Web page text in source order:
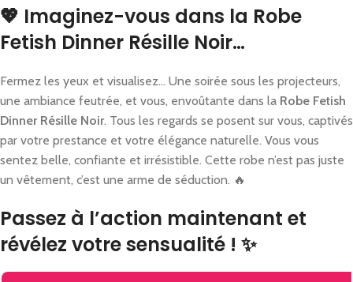
💖 Imaginez-vous dans la Robe
Fetish Dinner Résille Noir…
Fermez les yeux et visualisez… Une soirée sous les projecteurs,
une ambiance feutrée, et vous, envoûtante dans la Robe Fetish
Dinner Résille Noir. Tous les regards se posent sur vous, captivés
par votre prestance et votre élégance naturelle. Vous vous
sentez belle, confiante et irrésistible. Cette robe n’est pas juste
un vêtement, c’est une arme de séduction. 🔥
Passez à l’action maintenant et
révélez votre sensualité ! ✨